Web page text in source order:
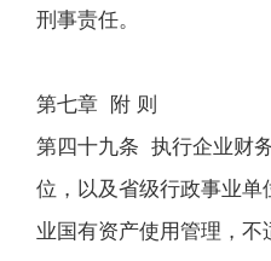
刑事责任。
第七章 附 则
第四十九条 执行企业财
位，以及省级行政事业单
业国有资产使用管理，不